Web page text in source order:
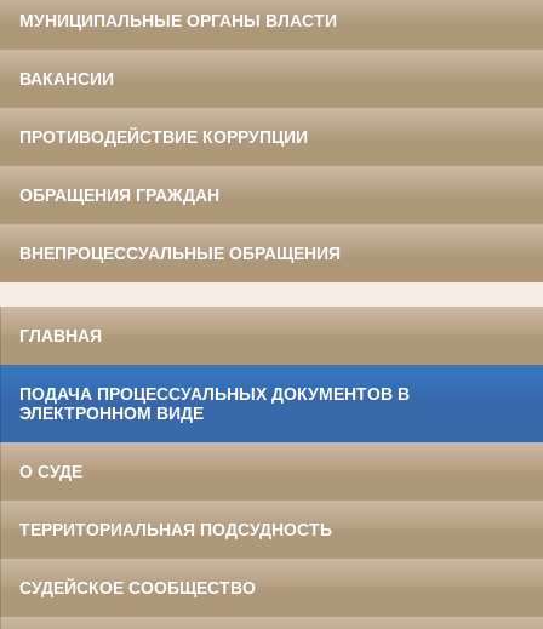
МУНИЦИПАЛЬНЫЕ ОРГАНЫ ВЛАСТИ
ВАКАНСИИ
ПРОТИВОДЕЙСТВИЕ КОРРУПЦИИ
ОБРАЩЕНИЯ ГРАЖДАН
ВНЕПРОЦЕССУАЛЬНЫЕ ОБРАЩЕНИЯ
ГЛАВНАЯ
ПОДАЧА ПРОЦЕССУАЛЬНЫХ ДОКУМЕНТОВ В
ЭЛЕКТРОННОМ ВИДЕ
О СУДЕ
ТЕРРИТОРИАЛЬНАЯ ПОДСУДНОСТЬ
СУДЕЙСКОЕ СООБЩЕСТВО